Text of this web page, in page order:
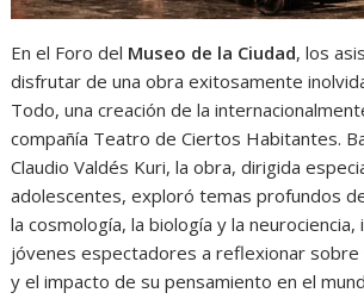
En el Foro del Museo de la Ciudad, los
disfrutar de una obra exitosamente
Todo, una creación de la
compañía Teatro de Ciertos Habitantes.
Claudio Valdés Kuri, la obra, dirigida
adolescentes, exploró temas profundos
la cosmología, la biología y la neurociencia,
jóvenes espectadores a reflexionar sobre
y el impacto de su pensamiento en el